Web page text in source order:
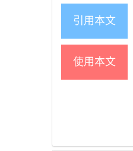
引用本文
使用本文